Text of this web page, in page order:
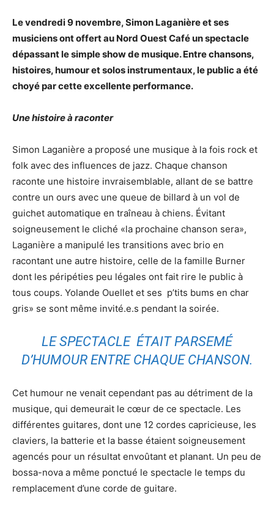
Le vendredi 9 novembre, Simon Laganière et ses
musiciens ont offert au Nord Ouest Café un spectacle
dépassant le simple show de musique. Entre chansons,
histoires, humour et solos instrumentaux, le public a été
choyé par cette excellente performance.
Une histoire à raconter
Simon Laganière a proposé une musique à la fois rock et
folk avec des influences de jazz. Chaque chanson
raconte une histoire invraisemblable, allant de se battre
contre un ours avec une queue de billard à un vol de
guichet automatique en traîneau à chiens. Évitant
soigneusement le cliché «la prochaine chanson sera»,
Laganière a manipulé les transitions avec brio en
racontant une autre histoire, celle de la famille Burner
dont les péripéties peu légales ont fait rire le public à
tous coups. Yolande Ouellet et ses p’tits bums en char
gris» se sont même invité.e.s pendant la soirée.
LE SPECTACLE ÉTAIT PARSEMÉ
D’HUMOUR ENTRE CHAQUE CHANSON.
Cet humour ne venait cependant pas au détriment de la
musique, qui demeurait le cœur de ce spectacle. Les
différentes guitares, dont une 12 cordes capricieuse, les
claviers, la batterie et la basse étaient soigneusement
agencés pour un résultat envoûtant et planant. Un peu de
bossa-nova a même ponctué le spectacle le temps du
remplacement d’une corde de guitare.